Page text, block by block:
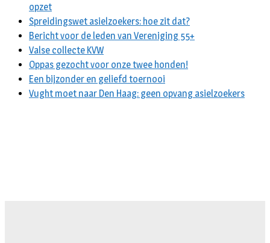
opzet
Spreidingswet asielzoekers: hoe zit dat?
Bericht voor de leden van Vereniging 55+
Valse collecte KVW
Oppas gezocht voor onze twee honden!
Een bijzonder en geliefd toernooi
Vught moet naar Den Haag: geen opvang asielzoekers